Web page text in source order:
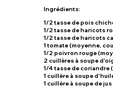
Ingrédients:
1/2 tasse depois
1/2 tassede haricots
1/2 tasse deharicots
1tomate (moyenne,
1/2 poivron rouge
2 cuillères à soupe
1/4 tasse decoriandre
1 cuillère à soupe
1 cuillère à soupede